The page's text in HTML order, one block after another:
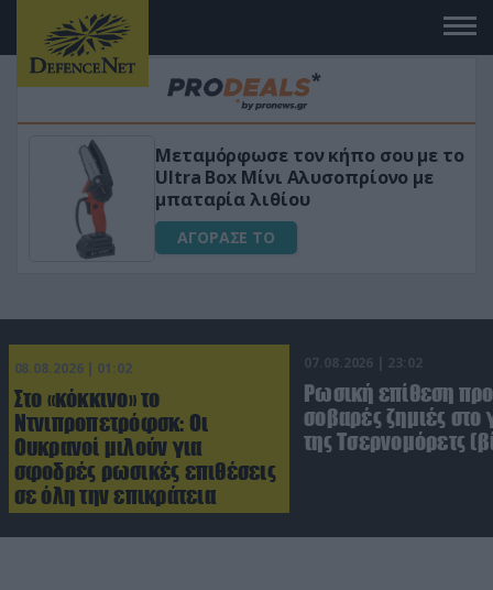
«Μαγική» φόρμουλα τριβόλι + VIP
για αύξηση της λίμπιντο
ΑΓΟΡΑΣΕ ΤΟ
08.08.2026 | 01:02
Στο «κόκκινο» το
Ντνιπροπετρόφσκ: Οι
Ουκρανοί μιλούν για
σφοδρές ρωσικές επιθέσεις
σε όλη την επικράτεια
07.08.2026 | 23:02
Ρωσική επίθεση
σοβαρές ζημιές στο
της Τσερνομόρετς